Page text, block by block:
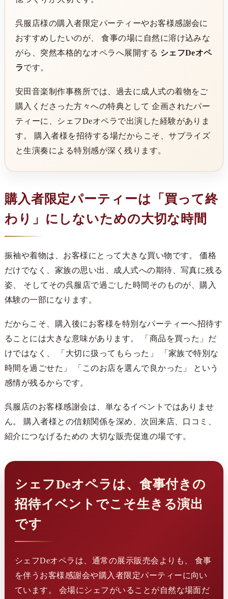
呉服店様の購入者限定パーティーやお客様感謝会に
おすすめしたいのが、 食事の場に自然に溶け込みな
がら、突然本格的なオペラへ展開する シェフDeオペ
ラです。
安田音楽制作事務所では、過去に成人式の着物をご
購入くださった方々への特典として 企画されたパー
ティーに、シェフDeオペラで出演した経験がありま
す。 購入者様を招待する場だからこそ、サプライズ
と生演奏による特別感が深く残ります。
購入者限定パーティーは「買って終
わり」にしないための大切な時間
振袖や着物は、お客様にとって大きな買い物です。 価格
だけでなく、家族の思い出、成人式への期待、写真に残る
姿、 そしてその呉服店で過ごした時間そのものが、購入
体験の一部になります。
だからこそ、購入後にお客様を特別なパーティーへ招待す
ることには大きな意味があります。 「商品を買った」だ
けではなく、 「大切に扱ってもらった」 「家族で特別な
時間を過ごせた」 「このお店を選んで良かった」 という
感情が残るからです。
呉服店のお客様感謝会は、単なるイベントではありませ
ん。 購入者様との信頼関係を深め、次回来店、口コミ、
紹介につなげるための 大切な販売促進の場です。
シェフDeオペラは、食事付きの
招待イベントでこそ生きる演出
です
シェフDeオペラは、通常の展示販売会よりも、 食事
を伴うお客様感謝会や購入者限定パーティーに向い
ています。 会場にシェフがいることが自然な場面だ